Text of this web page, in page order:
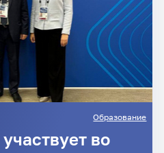
Образование
во